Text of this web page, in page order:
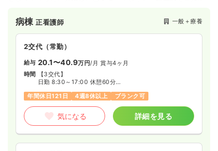
病棟正看護師 一般＋療養
2交代（常勤）
給与 20.1〜40.9万円/月 賞与4ヶ月
時間
【3交代】
日勤 8:30～17:00 休憩60分
深夜 0:30～9:00 休憩60分
※2交代の場合 16:30～翌9:00
年間休日121日 4週8休以上 ブランク可
気になる 詳細を見る